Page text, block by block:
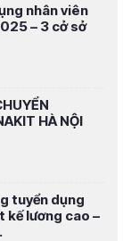
nhân viên
– 3 cở sở
HÀ NỘI
tuyển dụng
kế lương cao –